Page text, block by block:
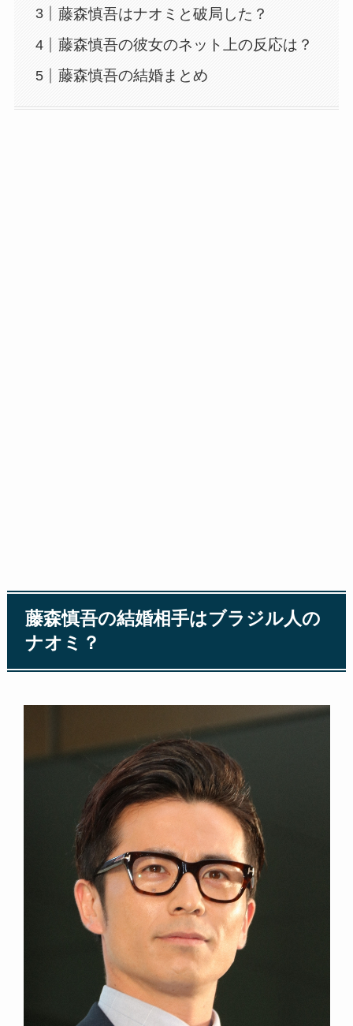
藤森慎吾はナオミと破局した？
藤森慎吾の彼女のネット上の反応は？
藤森慎吾の結婚まとめ
藤森慎吾の結婚相手はブラジル人の
ナオミ？